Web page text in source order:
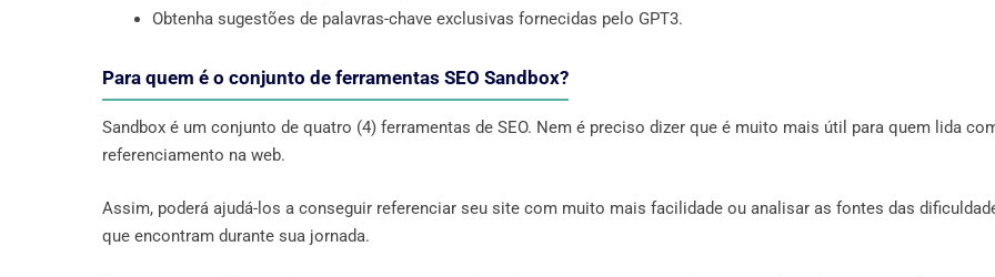
Obtenha sugestões de palavras-chave exclusivas fornecidas pelo GPT3.
Para quem é o conjunto de ferramentas SEO Sandbox?
Sandbox é um conjunto de quatro (4) ferramentas de SEO. Nem é preciso dizer que é muito mais útil para quem lida
referenciamento na web.
Assim, poderá ajudá-los a conseguir referenciar seu site com muito mais facilidade ou analisar as fontes das
que encontram durante sua jornada.